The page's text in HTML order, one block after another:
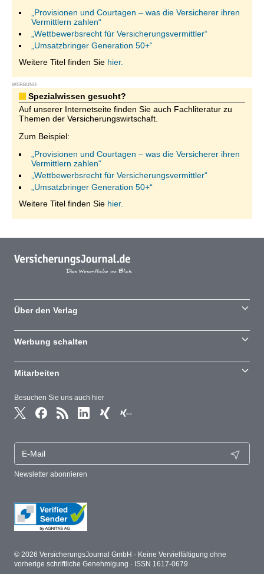
„Provisionen und Courtagen – was die Versicherer ihren
Vermittlern zahlen“
„Wettbewerbsrecht für Versicherungsvermittler“
„Umsatzbringer Generation 50+“
Weitere Titel finden Sie hier.
WERBUNG
Spezialwissen gesucht?
Auf unserer Internetseite finden Sie auch Fachliteratur zu
Themen der Versicherungswirtschaft.
Zum Beispiel:
„Provisionen und Courtagen – was die Versicherer ihren
Vermittlern zahlen“
„Wettbewerbsrecht für Versicherungsvermittler“
„Umsatzbringer Generation 50+“
Weitere Titel finden Sie hier.
Besuchen Sie uns auch hier
Newsletter abonnieren
Über den Verlag
Werbung schalten
Mitarbeiten
© 2026 VersicherungsJournal GmbH · Keine Vervielfältigung ohne
vorherige schriftliche Genehmigung · ISSN 1617-0679